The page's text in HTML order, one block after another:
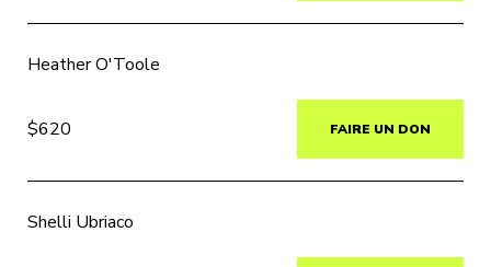
Heather O'Toole
$620 FAIRE UN DON
Shelli Ubriaco